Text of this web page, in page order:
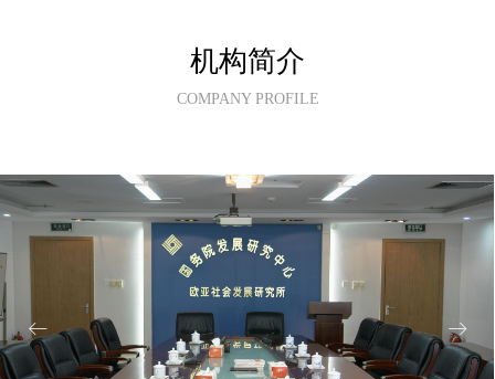
机构简介
COMPANY PROFILE
ꂃ ꁹ